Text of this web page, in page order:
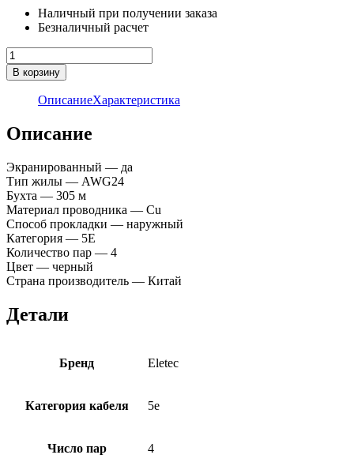
Наличный при получении заказа
Безналичный расчет
Количество
товара
Кабель
Eletec
4x2xAWG24,
305м
В корзину
ОписаниеХарактеристика
Описание
Экранированный — да
Тип жилы — AWG24
Бухта — 305 м
Материал проводника — Cu
Способ прокладки — наружный
Категория — 5E
Количество пар — 4
Цвет — черный
Страна производитель — Китай
Детали
Бренд Eletec
Категория кабеля 5e
Число пар 4